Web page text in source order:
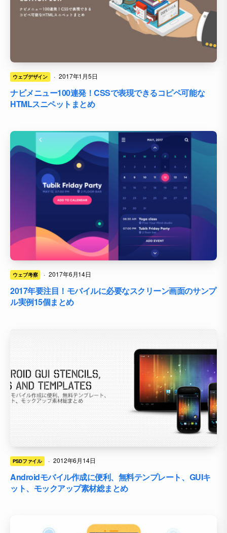
ウェブデザイン · 2017年1月5日
ナビメニュー100連発！CSSで表現できるコピペ可能な
HTMLスニペットまとめ
ウェブ考察 · 2017年6月14日
2017年要注目！モバイルに必要なスクリーン画面のサンプ
ル実例15個まとめ
PSDファイル · 2012年6月14日
Androidモバイル作成に便利、無料テンプレート、GUIキ
ット、モックアップ素材総まとめ